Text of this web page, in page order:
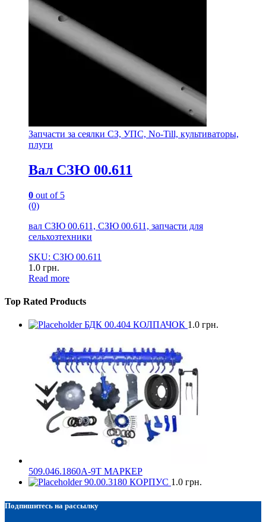
Запчасти за сеялки СЗ, УПС, No-Till, культиваторы,
плуги
Вал СЗЮ 00.611
0 out of 5
(0)
вал СЗЮ 00.611, СЗЮ 00.611, запчасти для
сельхозтехники
SKU: СЗЮ 00.611
1.0 грн.
Read more
Top Rated Products
БДК 00.404 КОЛПАЧОК 1.0 грн.
509.046.1860А-9Т МАРКЕР
90.00.3180 КОРПУС 1.0 грн.
Подпишитесь на рассылку